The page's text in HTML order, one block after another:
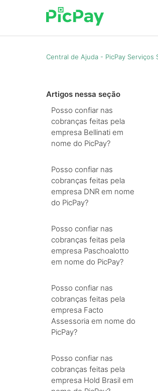
Central de Ajuda - PicPay Serviços
Artigos nessa seção
Posso confiar nas
cobranças feitas pela
empresa Bellinati em
nome do PicPay?
Posso confiar nas
cobranças feitas pela
empresa DNR em nome
do PicPay?
Posso confiar nas
cobranças feitas pela
empresa Paschoalotto
em nome do PicPay?
Posso confiar nas
cobranças feitas pela
empresa Facto
Assessoria em nome do
PicPay?
Posso confiar nas
cobranças feitas pela
empresa Hold Brasil em